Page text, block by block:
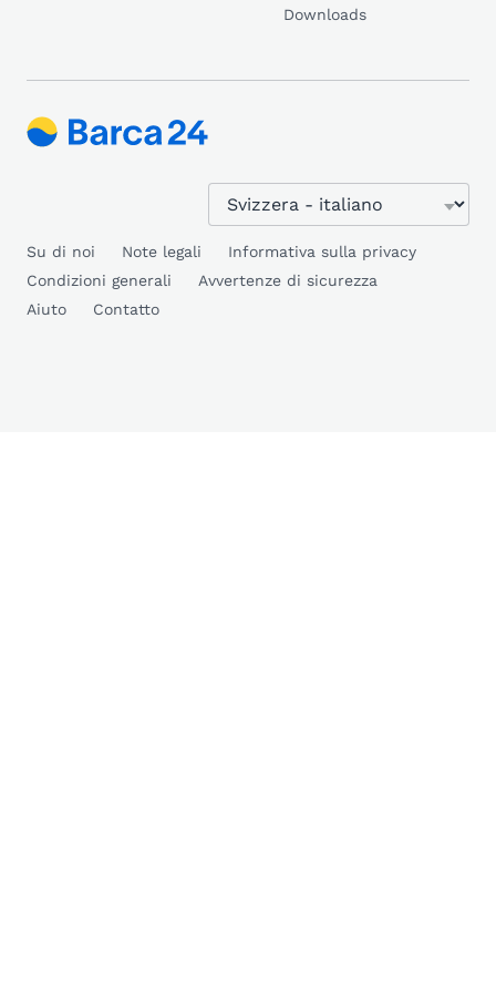
Downloads
Su di noi Note legali
Informativa sulla privacy
Condizioni generali
Avvertenze di sicurezza
Aiuto
Contatto